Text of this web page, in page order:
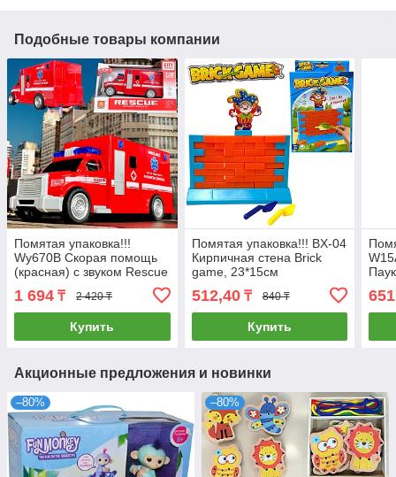
Подобные товары компании
Помятая упаковка!!!
Wy670B Скорая помощь
(красная) с звуком Rescue
City Service 23*16см
1 694 ₸ 2 420 ₸
Купить
Помятая упаковка!!! BX-04
Кирпичная стена Brick
game, 23*15см
512,40₸ 840 ₸
Купить
651
Акционные предложения и новинки
–80% –80%